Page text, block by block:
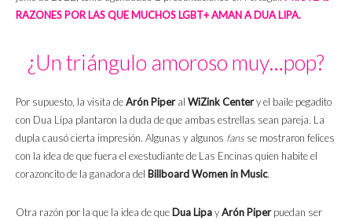
RAZONES POR LAS QUE MUCHOS LGBT+ AMAN A DUA LIPA.
¿Un triángulo amoroso muy…pop?
Por supuesto, la visita deArón Piperal WiZink Centery el baile pegadito
con Dua Lipa plantaron la duda de que ambas estrellas sean pareja. La
dupla causó cierta impresión. Algunas y algunos fans se mostraron felices
con la idea de que fuera el exestudiante de Las Encinas quien habite el
corazoncito de la ganadora del Billboard Women in Music.
Otra razón por la que la idea de que Dua LipayArón Piperpuedan ser